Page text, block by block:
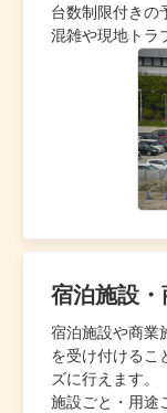
台数制限付きの
混雑や現地トラ
宿泊施設
宿泊施設や商業
を受け付けるこ
ズに行えます。
施設ごと・用途